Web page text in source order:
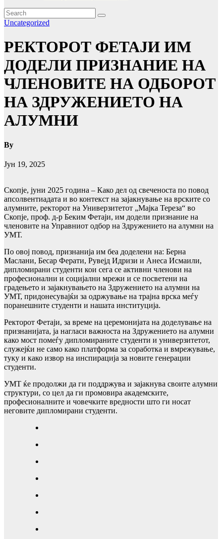
Uncategorized
РЕКТОРОТ ФЕТАJИ ИМ
ДОДЕЛИ ПРИЗНАНИЕ НА
ЧЛЕНОВИТЕ НА ОДБОРОТ
НА ЗДРУЖЕНИЕТО НА
АЛУМНИ
By
Јун 19, 2025
Скопје, јуни 2025 година – Како дел од свеченоста по повод
апсолвентиадата и во контекст на зајакнување на врските со
алумните, ректорот на Универзитетот „Мајка Тереза“ во
Скопјe, проф. д-р Беким Фетаји, им додели признание на
членовите на Управниот одбор на Здружението на алумни на
УМТ.
По овој повод, признанија им беа доделени на: Берна
Маслани, Бесар Ферати, Рувејд Идризи и Анеса Исмаили,
дипломирани студенти кои сега се активни членови на
професионални и социјални мрежи и се посветени на
градењето и зајакнувањето на Здружението на алумни на
УМТ, придонесувајќи за одржување на трајна врска меѓу
поранешните студенти и нашата институција.
Ректорот Фетаји, за време на церемонијата на доделување на
признанијата, ја нагласи важноста на Здружението на алумни
како мост помеѓу дипломираните студенти и универзитетот,
служејќи не само како платформа за соработка и вмрежување,
туку и како извор на инспирација за новите генерации
студенти.
УМТ ќе продолжи да ги поддржува и зајакнува своите алумни
структури, со цел да ги промовира академските,
професионалните и човечките вредности што ги носат
неговите дипломирани студенти.